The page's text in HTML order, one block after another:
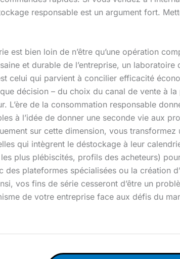
responsable est un argument fort.
est bien loin de n’être qu’une opération
et durable de l’entreprise, un
celui qui parvient à concilier efficacité
décision – du choix du canal de vente à
L’ère de la consommation responsable
à l’idée de donner une seconde vie aux
sur cette dimension, vous
qui intègrent le déstockage à leur
plus plébiscités, profils des acheteurs)
plateformes spécialisées ou la création
vos fins de série cesseront d’être un
de votre entreprise face aux défis du